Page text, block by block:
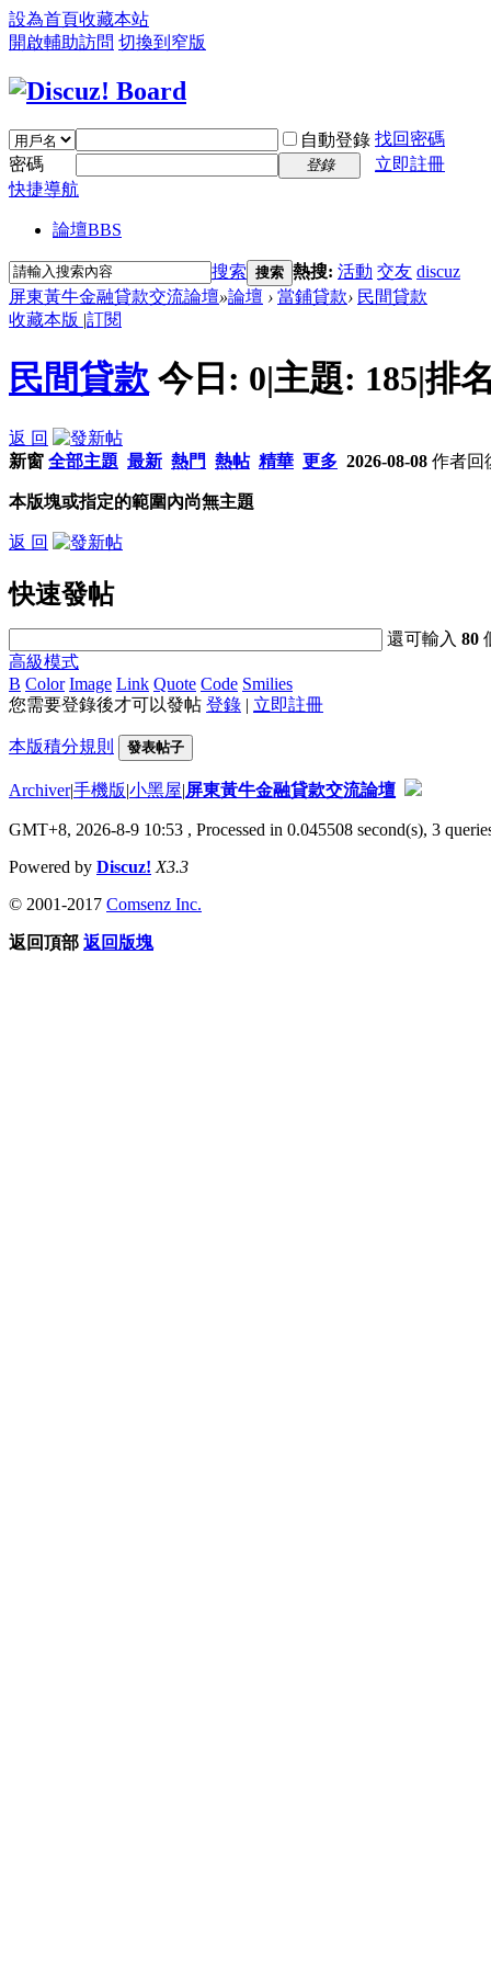
設為首頁收藏本站
開啟輔助訪問 切換到窄版
自動登錄 找回密碼
密碼
登錄
立即註冊
快捷導航
論壇BBS
搜索 搜索 熱搜: 活動 交友 discuz
屏東黃牛金融貸款交流論壇»論壇 › 當鋪貸款› 民間貸款
收藏本版 |訂閱
民間貸款 今日: 0|主題: 185|排
返 回
新窗 全部主題 最新 熱門 熱帖 精華 更多 2026-08-08 作者回
本版塊或指定的範圍內尚無主題
返 回
快速發帖
還可輸入80
高級模式
B Color Image Link Quote Code Smilies
您需要登錄後才可以發帖 登錄 | 立即註冊
本版積分規則 發表帖子
Archiver|手機版|小黑屋|屏東黃牛金融貸款交流論壇
GMT+8, 2026-8-9 10:53 , Processed in 0.045508 second(s), 3
Powered by Discuz! X3.3
© 2001-2017 Comsenz Inc.
返回頂部 返回版塊